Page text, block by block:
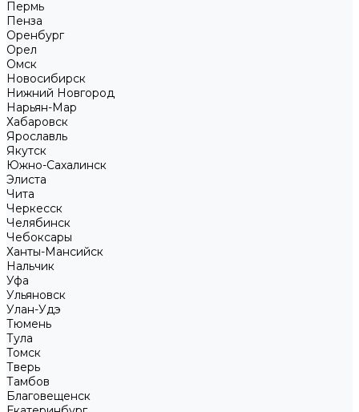
Пермь
Пенза
Оренбург
Орел
Омск
Новосибирск
Нижний Новгород
Нарьян-Мар
Хабаровск
Ярославль
Якутск
Южно-Сахалинск
Элиста
Чита
Черкесск
Челябинск
Чебоксары
Ханты-Мансийск
Нальчик
Уфа
Ульяновск
Улан-Удэ
Тюмень
Тула
Томск
Тверь
Тамбов
Благовещенск